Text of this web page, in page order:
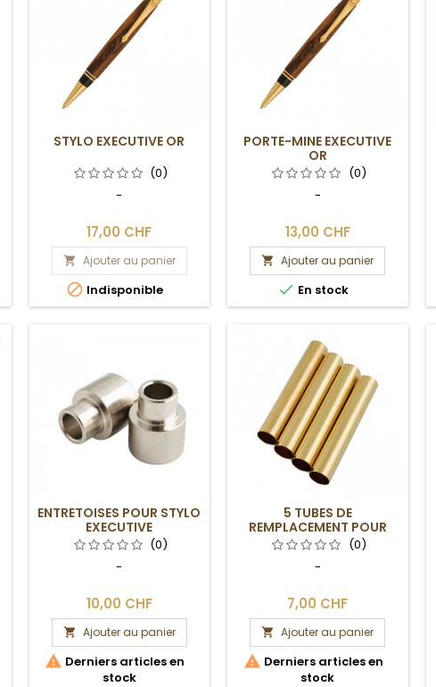
STYLO EXECUTIVE OR
(0)
-
17,00 CHF
 Ajouter au panier
 Indisponible
PORTE-MINE EXECUTIVE
OR
(0)
-
13,00 CHF
 Ajouter au panier
 En stock
ENTRETOISES POUR STYLO
EXECUTIVE
(0)
-
10,00 CHF
 Ajouter au panier
 Derniers articles en
stock
5 TUBES DE
REMPLACEMENT POUR
STYLO EXECUTIVE
(0)
-
7,00 CHF
 Ajouter au panier
 Derniers articles en
stock